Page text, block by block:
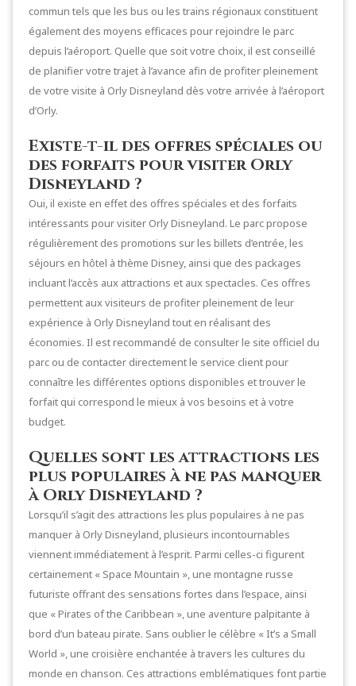
commun tels que les bus ou les trains régionaux constituent
également des moyens efficaces pour rejoindre le parc
depuis l’aéroport. Quelle que soit votre choix, il est conseillé
de planifier votre trajet à l’avance afin de profiter pleinement
de votre visite à Orly Disneyland dès votre arrivée à l’aéroport
d’Orly.
Existe-t-il des offres spéciales ou
des forfaits pour visiter Orly
Disneyland ?
Oui, il existe en effet des offres spéciales et des forfaits
intéressants pour visiter Orly Disneyland. Le parc propose
régulièrement des promotions sur les billets d’entrée, les
séjours en hôtel à thème Disney, ainsi que des packages
incluant l’accès aux attractions et aux spectacles. Ces offres
permettent aux visiteurs de profiter pleinement de leur
expérience à Orly Disneyland tout en réalisant des
économies. Il est recommandé de consulter le site officiel du
parc ou de contacter directement le service client pour
connaître les différentes options disponibles et trouver le
forfait qui correspond le mieux à vos besoins et à votre
budget.
Quelles sont les attractions les
plus populaires à ne pas manquer
à Orly Disneyland ?
Lorsqu’il s’agit des attractions les plus populaires à ne pas
manquer à Orly Disneyland, plusieurs incontournables
viennent immédiatement à l’esprit. Parmi celles-ci figurent
certainement « Space Mountain », une montagne russe
futuriste offrant des sensations fortes dans l’espace, ainsi
que « Pirates of the Caribbean », une aventure palpitante à
bord d’un bateau pirate. Sans oublier le célèbre « It’s a Small
World », une croisière enchantée à travers les cultures du
monde en chanson. Ces attractions emblématiques font partie